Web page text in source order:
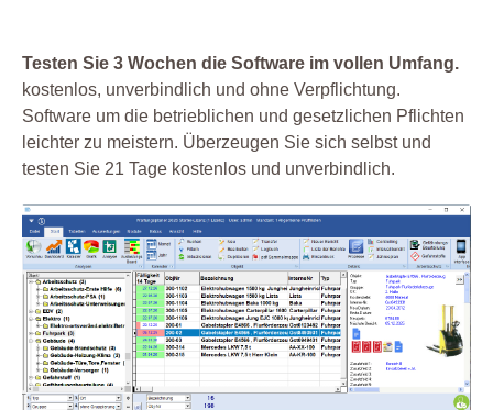
Testen Sie 3 Wochen die Software im vollen Umfang.
kostenlos, unverbindlich und ohne Verpflichtung.
Software um die betrieblichen und gesetzlichen Pflichten
leichter zu meistern. Überzeugen Sie sich selbst und
testen Sie 21 Tage kostenlos und unverbindlich.